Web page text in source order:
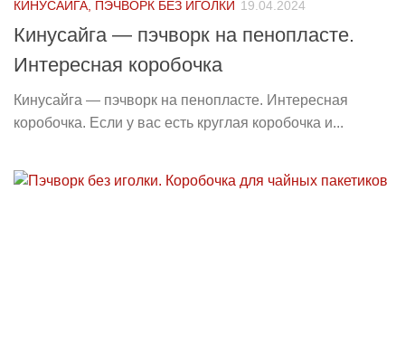
КИНУСАЙГА, ПЭЧВОРК БЕЗ ИГОЛКИ 19.04.2024
Кинусайга — пэчворк на пенопласте.
Интересная коробочка
Кинусайга — пэчворк на пенопласте. Интересная
коробочка. Если у вас есть круглая коробочка и...